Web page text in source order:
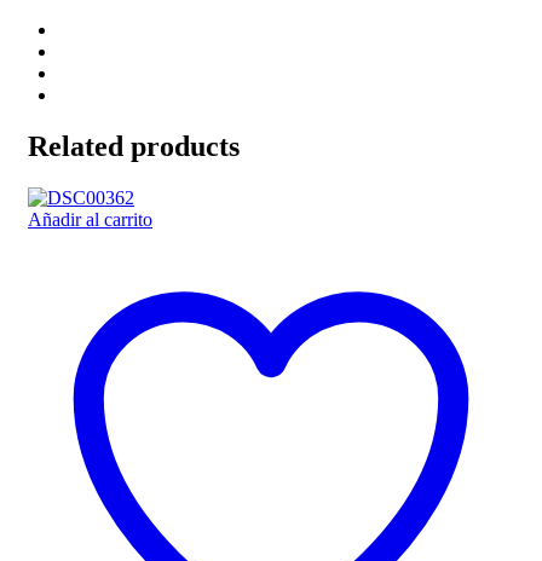
Related products
Añadir al carrito